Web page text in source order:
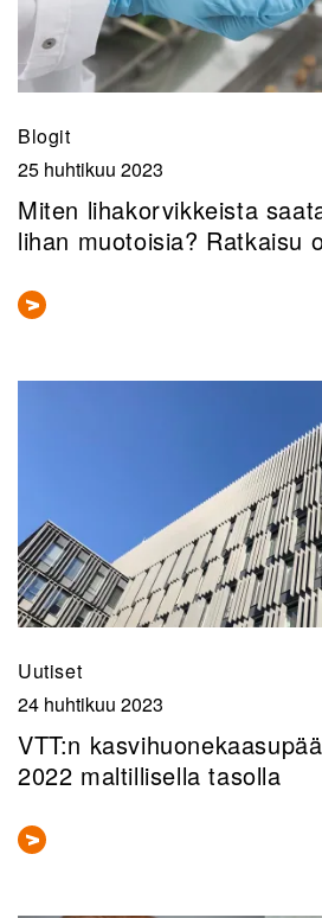
Blogit
25 huhtikuu 2023
Miten lihakorvikkeista
lihan muotoisia? Ratkaisu
Uutiset
24 huhtikuu 2023
VTT:n
2022 maltillisella tasolla